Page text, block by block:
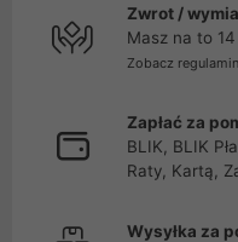
Zwrot /
Masz na to 14
Zobacz
Zapłać za
BLIK, BLIK
Raty, Kartą,
Wysyłka za